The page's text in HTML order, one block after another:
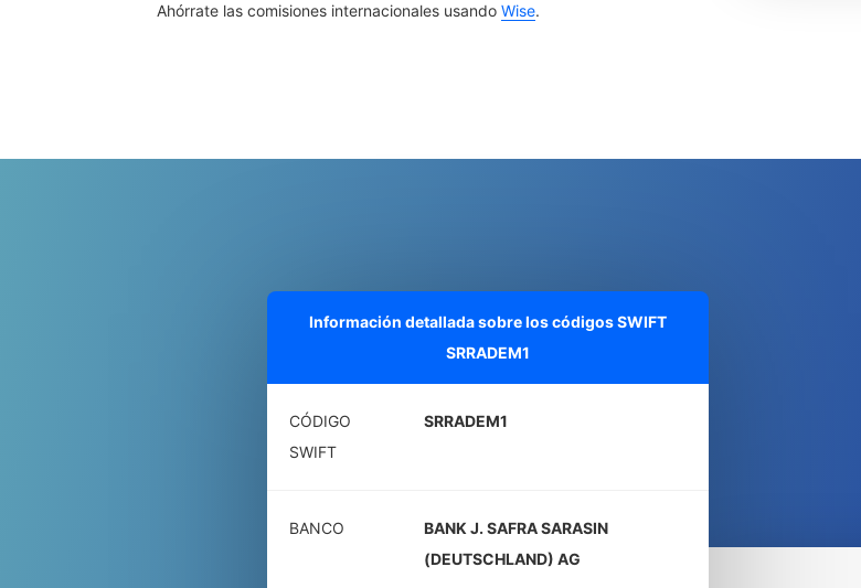
Ahórrate las comisiones internacionales usando Wise.
Información detallada sobre los códigos SWIFT
SRRADEM1
CÓDIGO
SWIFT
SRRADEM1
BANCO
BANK J. SAFRA SARASIN
(DEUTSCHLAND) AG